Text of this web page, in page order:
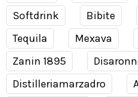
Softdrink
Bibite
Tequila
Mexava
Zanin 1895
Distilleriamarzadro